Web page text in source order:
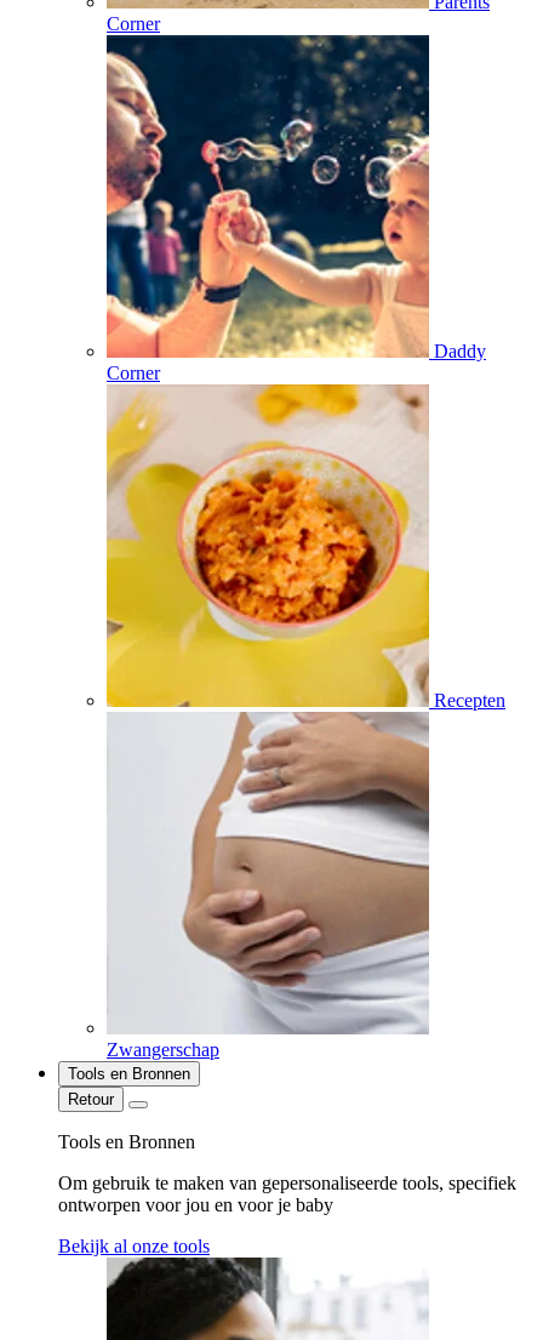
Corner
Daddy
Corner
Recepten
Zwangerschap
Tools en Bronnen
Retour
Tools en Bronnen
Om gebruik te maken van gepersonaliseerde tools, specifiek
ontworpen voor jou en voor je baby
Bekijk al onze tools